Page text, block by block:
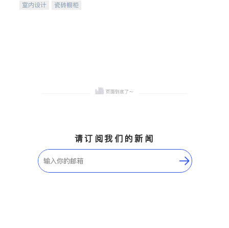
室内设计
瓷砖橱柜
请订阅我们的新闻